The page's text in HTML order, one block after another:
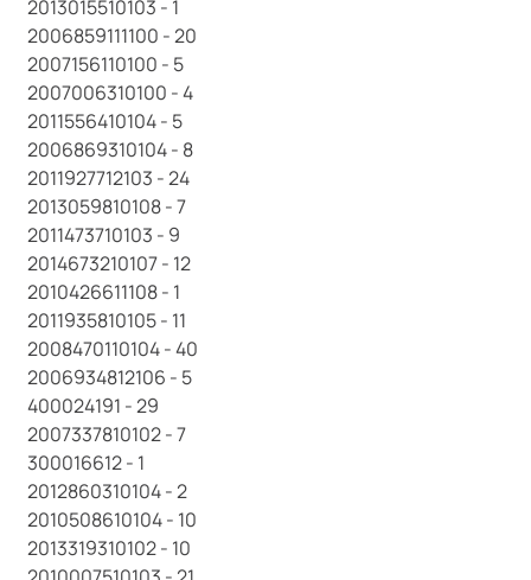
2013015510103 - 1
2006859111100 - 20
2007156110100 - 5
2007006310100 - 4
2011556410104 - 5
2006869310104 - 8
2011927712103 - 24
2013059810108 - 7
2011473710103 - 9
2014673210107 - 12
2010426611108 - 1
2011935810105 - 11
2008470110104 - 40
2006934812106 - 5
400024191 - 29
2007337810102 - 7
300016612 - 1
2012860310104 - 2
2010508610104 - 10
2013319310102 - 10